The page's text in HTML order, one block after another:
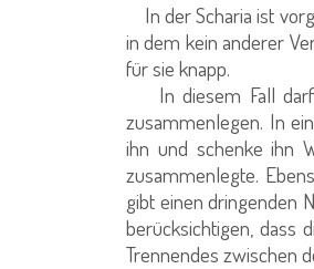
In der Scharia ist
in dem kein anderer
für sie knapp.
In diesem Fall darf
zusammenlegen. In
ihn und schenke ihn
zusammenlegte.
gibt einen dringenden
berücksichtigen, dass
Trennendes zwischen